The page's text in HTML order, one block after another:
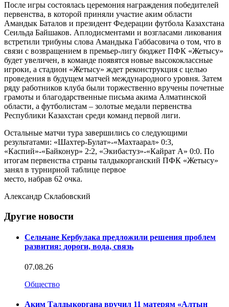
После игры состоялась церемония награждения победителей
первенства, в которой приняли участие аким области
Амандык Баталов и президент Федерации футбола Казахстана
Сеильда Байшаков. Аплодисментами и возгласами ликования
встретили трибуны слова Амандыка Габбасовича о том, что в
связи с возвращением в премьер-лигу бюджет ПФК «Жетысу»
будет увеличен, в команде появятся новые высококлассные
игроки, а стадион «Жетысу» ждет реконструкция с целью
проведения в будущем матчей международного уровня. Затем
ряду работников клуба были торжественно вручены почетные
грамоты и благодарственные письма акима Алматинской
области, а футболистам – золотые медали первенства
Республики Казахстан среди команд первой лиги.
Остальные матчи тура завершились со следующими
результатами: «Шахтер-Булат»-«Махтаарал» 0:3,
«Каспий»-«Байконур» 2:2, «Экибастуз»-«Кайрат А» 0:0. По
итогам первенства страны талдыкорганский ПФК «Жетысу»
занял в турнирной таблице первое
место, набрав 62 очка.
Александр Склабовский
Другие новости
Сельчане Кербулака предложили решения проблем
развития: дороги, вода, связь
07.08.26
Общество
Аким Талдыкоргана вручил 11 матерям «Алтын